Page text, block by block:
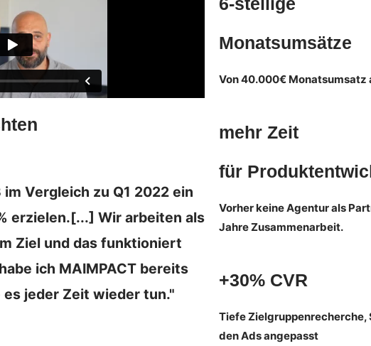
Vergleich zu Q1 2022 ein
erzielen.[...] Wir arbeiten als
Ziel und das funktioniert
ich MAIMPACT bereits
jeder Zeit wieder tun."
Monatsumsätze
Von 40.000€
mehr Zeit
für
Vorher keine Agentur als
Jahre Zusammenarbeit.
+30% CVR
Tiefe Zielgruppenrecherche,
den Ads angepasst